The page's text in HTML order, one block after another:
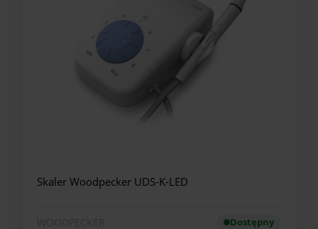
Skaler Woodpecker UDS-K-LED
Dostępny